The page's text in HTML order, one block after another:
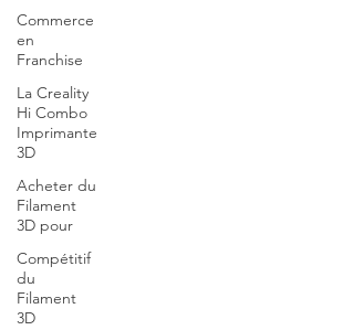
Commerce
en
Franchise
La Creality
Hi Combo
Imprimante
3D
Acheter du
Filament
3D pour
Compétitif
du
Filament
3D